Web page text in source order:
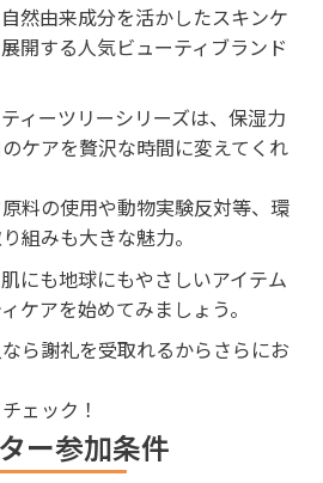
然由来成分を活かしたスキンケ
開する人気ビューティブランド
ィーツリーシリーズは、保湿力
ケアを贅沢な時間に変えてくれ
料の使用や動物実験反対等、環
組みも大きな魅力。
にも地球にもやさしいアイテム
ケアを始めてみましょう。
ら謝礼を受取れるからさらにお
ェック！
ー参加条件